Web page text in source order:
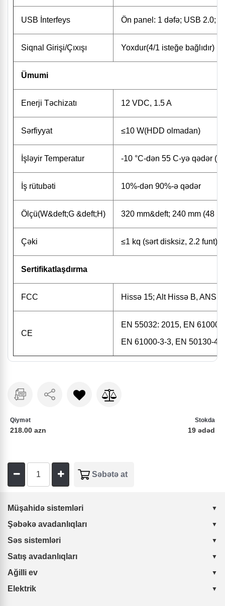
USB İnterfeys Ön panel: 1 dəfə; USB 2.0;
Siqnal Girişi/Çıxışı Yoxdur(4/1 isteğe bağlıdır)
Ümumi
Enerji Təchizatı 12 VDC, 1.5 A
Sərfiyyat ≤10 W(HDD olmadan)
İşləyir Temperatur -10 °C-dən 55 C-yə qədər
İş rütubəti 10%-dən 90%-ə qədər
Ölçü(W&deft;G &deft;H) 320 mm&deft; 240 mm (48
Çəki ≤1 kq (sərt disksiz, 2.2 funt)
Sertifikatlaşdırma
FCC Hissə 15; Alt Hissə B,
CE
EN 55032: 2015, EN 61000-
EN 61000-3-3, EN 50130-4,
Qiymət
218.00 azn
Stokda
19 ədəd
Müşahidə sistemləri
Şəbəkə avadanlıqları
Səs sistemləri
Satış avadanlıqları
Ağilli ev
Elektrik